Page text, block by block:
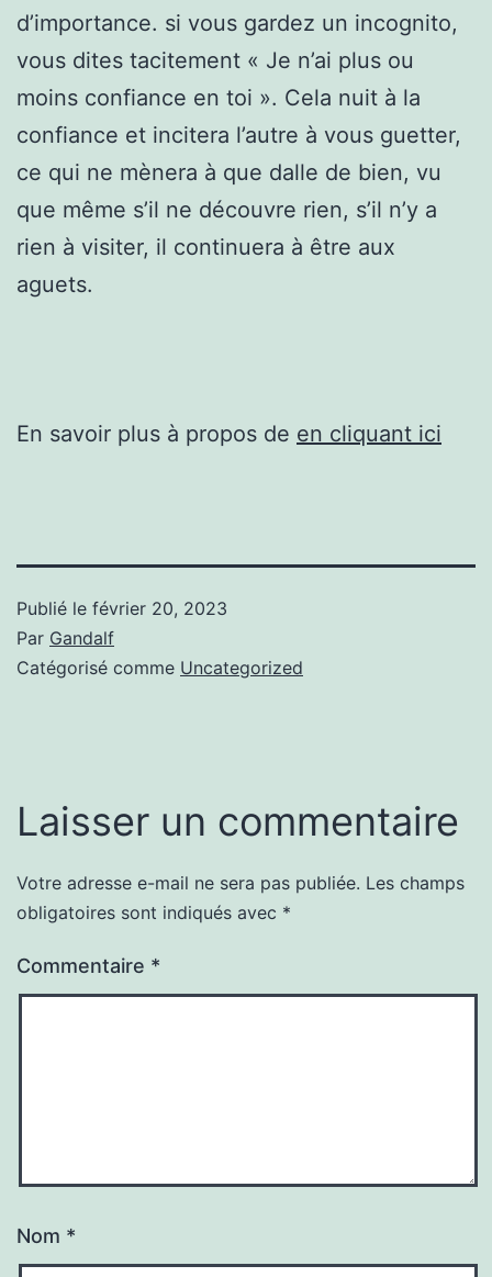
d’importance. si vous gardez un incognito,
vous dites tacitement « Je n’ai plus ou
moins confiance en toi ». Cela nuit à la
confiance et incitera l’autre à vous guetter,
ce qui ne mènera à que dalle de bien, vu
que même s’il ne découvre rien, s’il n’y a
rien à visiter, il continuera à être aux
aguets.
En savoir plus à propos de en cliquant ici
Publié le février 20, 2023
Par Gandalf
Catégorisé comme Uncategorized
Laisser un commentaire
Votre adresse e-mail ne sera pas publiée. Les champs
obligatoires sont indiqués avec *
Commentaire *
Nom *